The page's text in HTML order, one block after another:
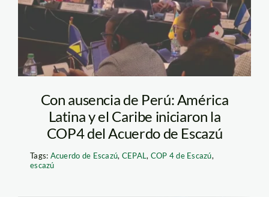
Con ausencia de Perú: América
Latina y el Caribe iniciaron la
COP4 del Acuerdo de Escazú
Tags: Acuerdo de Escazú, CEPAL, COP 4 de Escazú,
escazú